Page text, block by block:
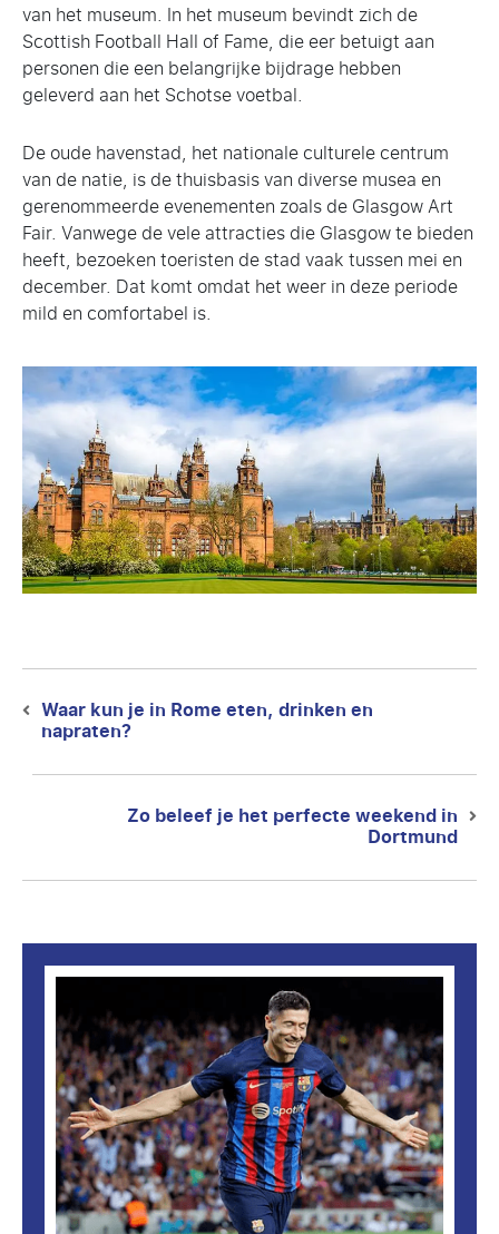
van het museum. In het museum bevindt zich de
Scottish Football Hall of Fame, die eer betuigt aan
personen die een belangrijke bijdrage hebben
geleverd aan het Schotse voetbal.
De oude havenstad, het nationale culturele centrum
van de natie, is de thuisbasis van diverse musea en
gerenommeerde evenementen zoals de Glasgow Art
Fair. Vanwege de vele attracties die Glasgow te bieden
heeft, bezoeken toeristen de stad vaak tussen mei en
december. Dat komt omdat het weer in deze periode
mild en comfortabel is.
Berichtnavigatie
Previous
post:
Waar kun je in Rome eten, drinken en
napraten?
Zo beleef je het perfecte weekend in
Dortmund